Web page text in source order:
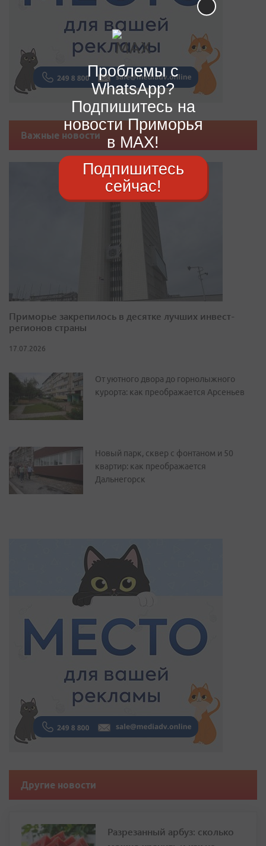
Важные новости
Приморье закрепилось в десятке лучших инвест-
регионов страны
17.07.2026
От уютного двора до горнолыжного
курорта: как преображается Арсеньев
Новый парк, сквер с фонтаном и 50
квартир: как преображается
Дальнегорск
Другие новости
Разрезанный арбуз: сколько
Проблемы с
WhatsApp?
Подпишитесь на
новости Приморья
в MAX!
Подпишитесь
сейчас!